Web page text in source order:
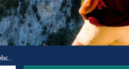
Reisgezelschap